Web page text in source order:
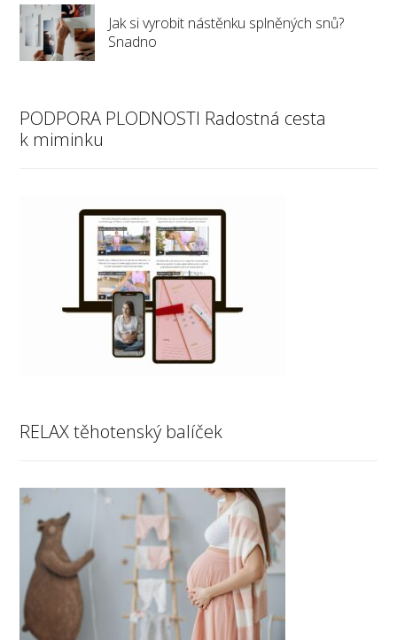
Jak si vyrobit nástěnku splněných snů?
Snadno
PODPORA PLODNOSTI Radostná cesta
k miminku
RELAX těhotenský balíček